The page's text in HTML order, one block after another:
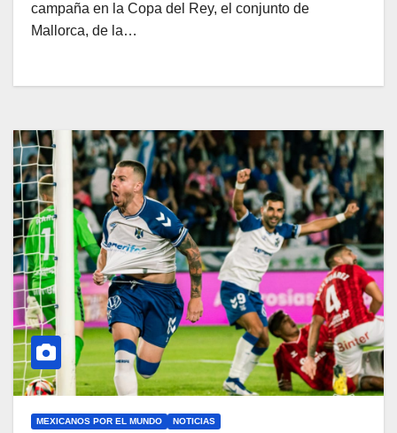
campaña en la Copa del Rey, el conjunto de
Mallorca, de la…
MEXICANOS POR EL MUNDO NOTICIAS